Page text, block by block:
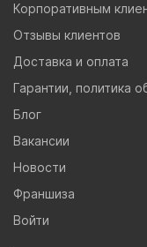
Корпоративным
Отзывы клиентов
Доставка и оплата
Гарантии, политика
Блог
Вакансии
Новости
Франшиза
Войти